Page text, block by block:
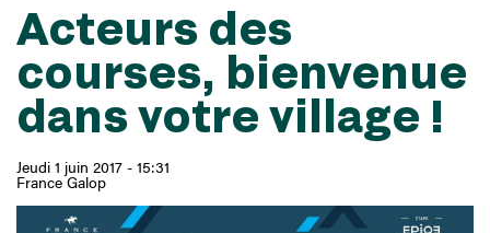
Acteurs des
courses, bienvenue
dans votre village !
Jeudi 1 juin 2017 - 15:31
France Galop